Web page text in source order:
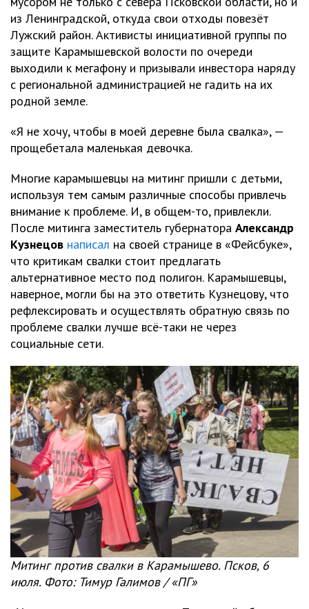
из Ленинградской, откуда свои отходы повезёт
Лужский район. Активисты инициативной группы по
защите Карамышевской волости по очереди
выходили к мегафону и призывали инвестора наряду
с региональной администрацией не гадить на их
родной земле.
«Я не хочу, чтобы в моей деревне была свалка», —
прощебетала маленькая девочка.
Многие карамышевцы на митинг пришли с детьми,
используя тем самым различные способы привлечь
внимание к проблеме. И, в общем-то, привлекли.
После митинга заместитель губернатора Александр
Кузнецов написал на своей странице в «Фейсбуке»,
что критикам свалки стоит предлагать
альтернативное место под полигон. Карамышевцы,
наверное, могли бы на это ответить Кузнецову, что
рефлексировать и осуществлять обратную связь по
проблеме свалки лучше всё-таки не через
социальные сети.
Митинг против свалки в Карамышево. Псков, 6
июля. Фото: Тимур Галимов / «ПГ»